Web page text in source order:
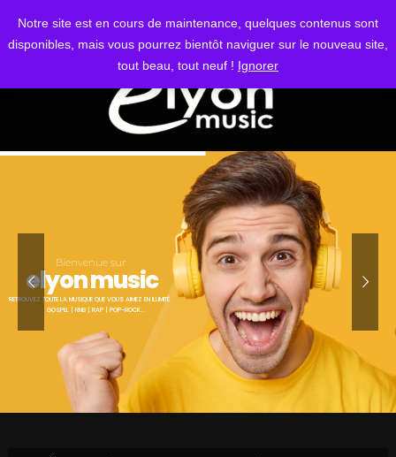
Notre site est en cours de maintenance, quelques contenus sont
disponibles, mais vous pourrez bientôt naviguer sur le nouveau site,
tout beau, tout neuf ! Ignorer
S'IDENTIFIER
Bienvenue sur
elyon music
RETROUVEZ TOUTE LA MUSIQUE QUE VOUS AIMEZ EN ILLIMITÉ
GOSPEL | RNB | RAP | POP-ROCK...